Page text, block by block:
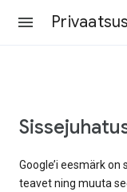
Google’i eesmärk
teavet ning muuta